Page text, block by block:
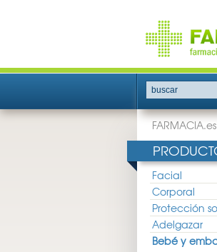
buscar
FARMACIA.es
Facial
Corporal
Protección
Adelgazar
Bebé y